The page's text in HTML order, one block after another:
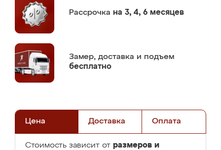
Рассрочка на 3, 4, 6 месяцев
Замер, доставка и подъем
бесплатно
Цена Доставка Оплата
Стоимость зависит от размеров и